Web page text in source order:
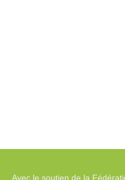
Avec le soutien de la